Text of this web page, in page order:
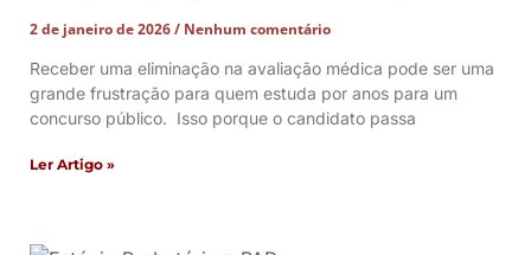
2 de janeiro de 2026
Nenhum comentário
Receber uma eliminação na avaliação médica pode ser uma
grande frustração para quem estuda por anos para um
concurso público. Isso porque o candidato passa
Ler Artigo »